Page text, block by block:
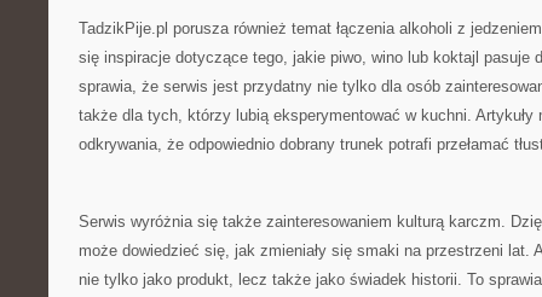
TadzikPije.pl porusza również temat łączenia alkoholi z
się inspiracje dotyczące tego, jakie piwo, wino lub koktajl pasuje
sprawia, że serwis jest przydatny nie tylko dla osób
także dla tych, którzy lubią eksperymentować w kuchni. Artykuły
odkrywania, że odpowiednio dobrany trunek potrafi przełamać
Serwis wyróżnia się także zainteresowaniem kulturą karczm.
może dowiedzieć się, jak zmieniały się smaki na przestrzeni lat.
nie tylko jako produkt, lecz także jako świadek historii. To